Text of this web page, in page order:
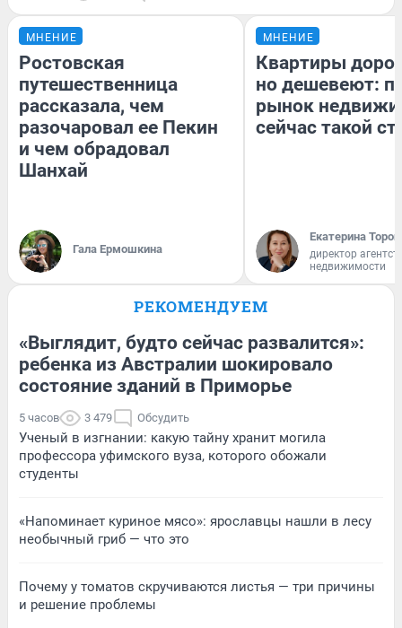
МНЕНИЕ
Ростовская
путешественница
рассказала, чем
разочаровал ее Пекин
и чем обрадовал
Шанхай
Гала Ермошкина
МНЕНИЕ
Квартиры
но дешевеют:
рынок
сейчас такой
Екатерина
директор
недвижимости
РЕКОМЕНДУЕМ
«Выглядит, будто сейчас развалится»:
ребенка из Австралии шокировало
состояние зданий в Приморье
5 часов 3 479 Обсудить
Ученый в изгнании: какую тайну хранит могила
профессора уфимского вуза, которого обожали
студенты
«Напоминает куриное мясо»: ярославцы нашли в лесу
необычный гриб — что это
Почему у томатов скручиваются листья — три причины
и решение проблемы